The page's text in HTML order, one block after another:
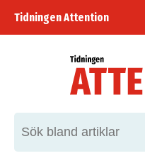
Tidningen Attention